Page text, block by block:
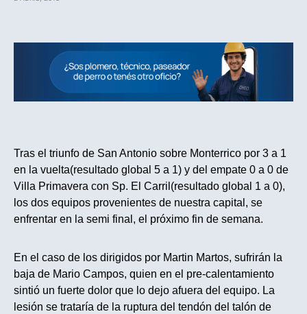
Tras el triunfo de San Antonio sobre Monterrico por 3 a 1
en la vuelta(resultado global 5 a 1) y del empate 0 a 0 de
Villa Primavera con Sp. El Carril(resultado global 1 a 0),
los dos equipos provenientes de nuestra capital, se
enfrentar en la semi final, el próximo fin de semana.
En el caso de los dirigidos por Martin Martos, sufrirán la
baja de Mario Campos, quien en el pre-calentamiento
sintió un fuerte dolor que lo dejo afuera del equipo. La
lesión se trataría de la ruptura del tendón del talón de